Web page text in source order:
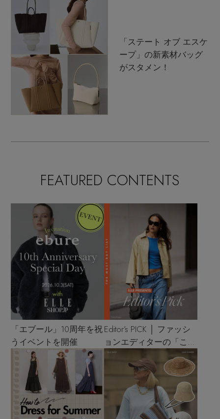
「ステート オブ エスケ
ープ」の新素材バッグ
がスタメン！
FEATURED CONTENTS
「エブール」10周年を祝
うイベントを開催
Editor’s PICK │ ファッシ
ョンエディターの「これ
買い！」リスト